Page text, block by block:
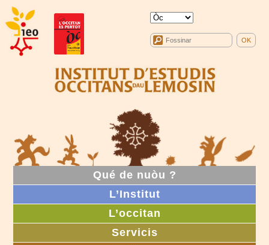
Qué de nuòu ?
L’Institut
L’occitan
Servicis